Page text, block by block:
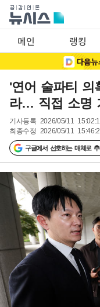
메인 랭킹
'연어 술파티 의
라… 직접 소명
기사등록 2026/05/11
최종수정 2026/05/11
구글에서 선호하는 매체로 추